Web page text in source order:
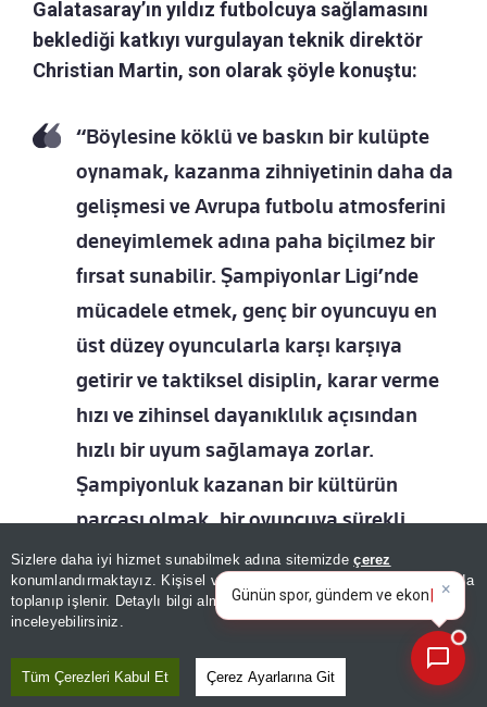
Sizlere daha iyi hizmet sunabilmek adına sitemizdeçerez
konumlandırmaktayız. Kişisel verileriniz, KVKK ve GDPR kapsamında
toplanıp işlenir. Detaylı bilgi almak içinAydınlatma Metnimizi
inceleyebilirsiniz.
Tüm Çerezleri Kabul Et Çerez Ayarlarına Git
Galatasaray’ın yıldız futbolcuya sağlamasını
beklediği katkıyı vurgulayan teknik direktör
Christian Martin, son olarak şöyle konuştu:
“Böylesine köklü ve baskın bir kulüpte
oynamak, kazanma zihniyetinin daha da
gelişmesi ve Avrupa futbolu atmosferini
deneyimlemek adına paha biçilmez bir
fırsat sunabilir. Şampiyonlar Ligi’nde
mücadele etmek, genç bir oyuncuyu en
üst düzey oyuncularla karşı karşıya
getirir ve taktiksel disiplin, karar verme
hızı ve zihinsel dayanıklılık açısından
hızlı bir uyum sağlamaya zorlar.
Şampiyonluk kazanan bir kültürün
parçası olmak, bir oyuncuya sürekli
baskı altında nasıl performans
göstereceğini öğretir ki bu da
uluslararası futbolun en üst seviyesine
ulaşmak için çok önemlidir.”
Günün spor, gündem ve
ekonomi gelişmelerini analiz
edin!